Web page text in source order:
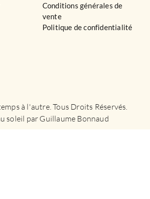
Conditions générales de
vente
Politique de confidentialité
à l'autre. Tous Droits Réservés.
soleil par Guillaume Bonnaud